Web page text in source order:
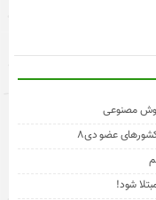
مصنوعی
عضو دی۸
شود!